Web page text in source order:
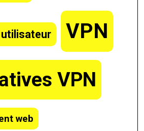
utilisateur VPN
VPN
web